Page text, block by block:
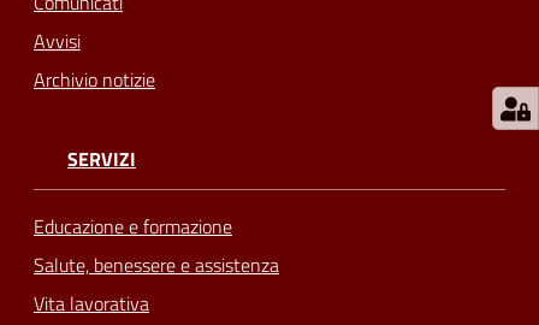
Avvisi
Archivio notizie
SERVIZI
Educazione e formazione
Salute, benessere e assistenza
Vita lavorativa